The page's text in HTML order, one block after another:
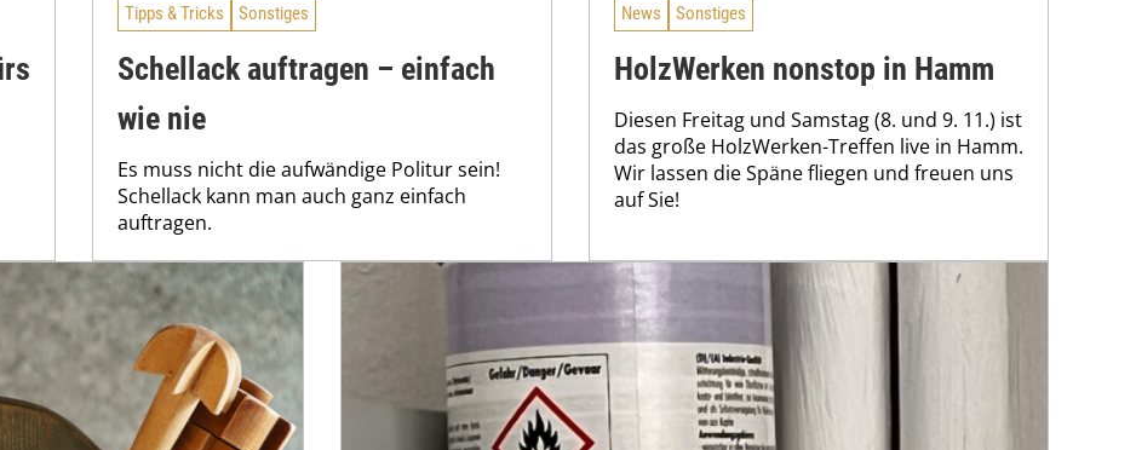
Tipps & Tricks Sonstiges
Schellack auftragen – einfach
wie nie
Es muss nicht die aufwändige Politur sein!
Schellack kann man auch ganz einfach
auftragen.
News Sonstiges
HolzWerken nonstop in Hamm
Diesen Freitag und Samstag (8. und 9. 11.) ist
das große HolzWerken-Treffen live in Hamm.
Wir lassen die Späne fliegen und freuen uns
auf Sie!